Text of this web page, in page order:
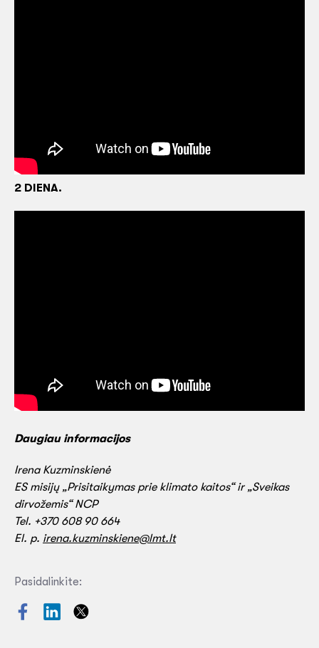
2 DIENA.
Daugiau informacijos
Irena Kuzminskienė
ES misijų „Prisitaikymas prie klimato kaitos“ ir „Sveikas
dirvožemis“ NCP
Tel. +370 608 90 664
El. p. irena.kuzminskiene@lmt.lt
Pasidalinkite: